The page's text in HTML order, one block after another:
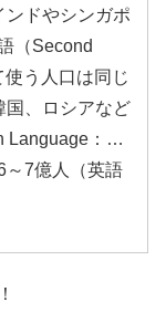
ンドやシンガポ
（Second
う人口は同じ
国、ロシアなど
Language：…
～7億人（英語